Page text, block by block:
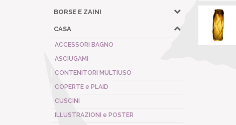
BORSE E ZAINI
CASA
ACCESSORI BAGNO
ASCIUGAMI
CONTENITORI MULTIUSO
COPERTE e PLAID
CUSCINI
ILLUSTRAZIONI e POSTER